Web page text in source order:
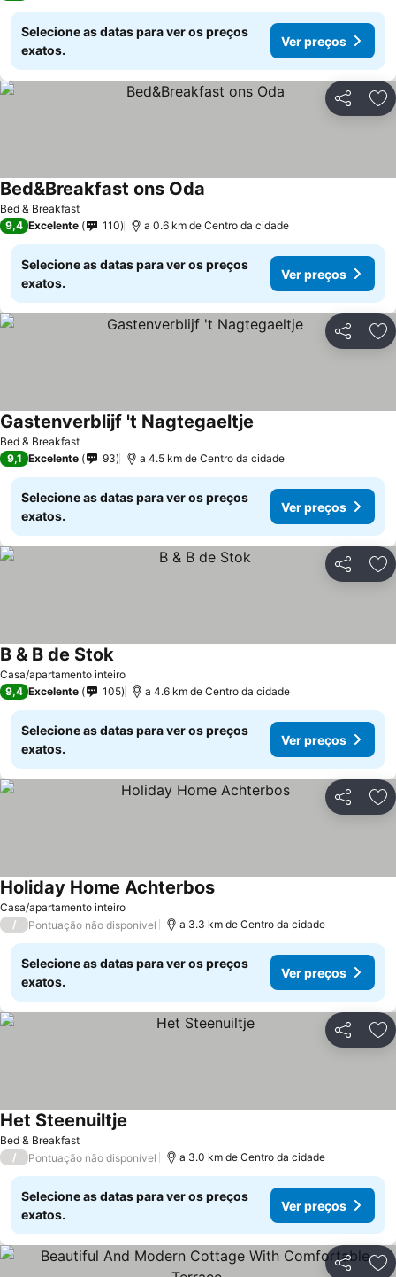
Selecione as datas para ver os preços
exatos.
Ver preços
Partilhar
Bed & Breakfast
Bed&Breakfast ons Oda
9,4 Excelente 110 a 0.6 km de Centro da cidade
Selecione as datas para ver os preços
exatos.
Ver preços
Partilhar
Bed & Breakfast
Gastenverblijf 't Nagtegaeltje
9,1 Excelente 93 a 4.5 km de Centro da cidade
Selecione as datas para ver os preços
exatos.
Ver preços
Partilhar
Casa/apartamento inteiro
B & B de Stok
9,4 Excelente 105 a 4.6 km de Centro da cidade
Selecione as datas para ver os preços
exatos.
Ver preços
Partilhar
Casa/apartamento inteiro
Holiday Home Achterbos
/ Pontuação não disponível a 3.3 km de Centro da cidade
Selecione as datas para ver os preços
exatos.
Ver preços
Partilhar
Bed & Breakfast
Het Steenuiltje
/ Pontuação não disponível a 3.0 km de Centro da cidade
Selecione as datas para ver os preços
exatos.
Ver preços
Partilhar